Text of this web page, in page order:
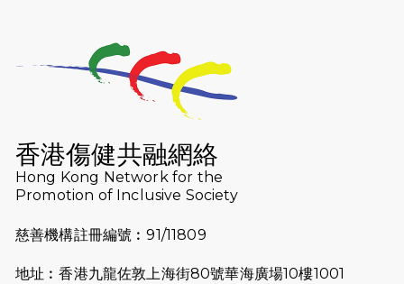
2026-07-23
猛龍長跑隊恆常練習 - 7月23日
（19:00開始）
猛龍長跑隊恆常練習 - 7月16日
2026-07-10
【猛龍戈壁118公里分享暨香港傷健共
融網絡15周年晚宴】
2026-07-09
猛龍長跑隊恆常練習 - 7月9日（19:00
香港傷健共融網絡
Hong Kong Network for the
Promotion of Inclusive Society
慈善機構註冊編號︰91/11809
地址︰香港九龍佐敦上海街80號華海廣場10樓1001